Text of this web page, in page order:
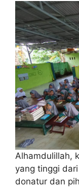
Alhamdulillah,
yang tinggi
donatur dan